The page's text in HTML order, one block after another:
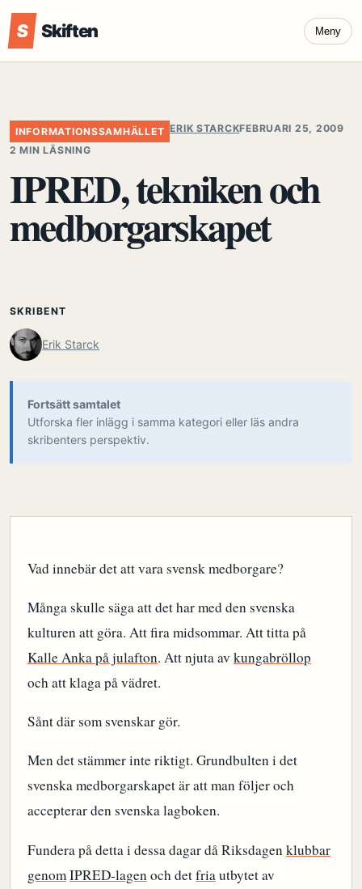
S Skiften Meny
INFORMATIONSSAMHÄLLET ERIK STARCKFEBRUARI 25, 2009
2 MIN LÄSNING
IPRED, tekniken och
medborgarskapet
Vad innebär det att vara svensk medborgare?
Många skulle säga att det har med den svenska
kulturen att göra. Att fira midsommar. Att titta på
Kalle Anka på julafton. Att njuta av kungabröllop
och att klaga på vädret.
Sånt där som svenskar gör.
Men det stämmer inte riktigt. Grundbulten i det
svenska medborgarskapet är att man följer och
accepterar den svenska lagboken.
Fundera på detta i dessa dagar då Riksdagenklubbar
genomIPRED-lagenoch detfriautbytet av
SKRIBENT
Erik Starck
Fortsätt samtalet
Utforska fler inlägg i samma kategori eller läs andra
skribenters perspektiv.